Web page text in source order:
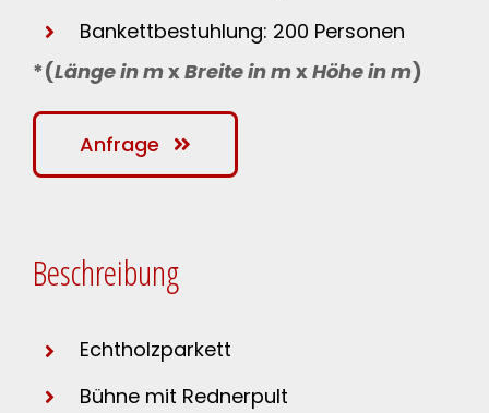
Bankettbestuhlung: 200 Personen
*(Länge in mxBreite in mxHöhe in m)
Anfrage
Beschreibung
Echtholzparkett
Bühne mit Rednerpult